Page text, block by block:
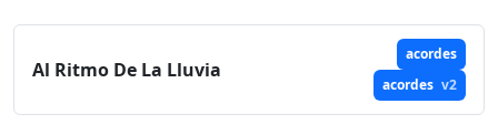
Al Ritmo De La Lluvia
acordes
acordes v2